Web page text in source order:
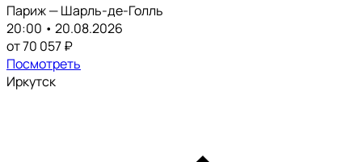
Париж — Шарль-де-Голль
20:00 • 20.08.2026
от 70 057 ₽
Посмотреть
Иркутск